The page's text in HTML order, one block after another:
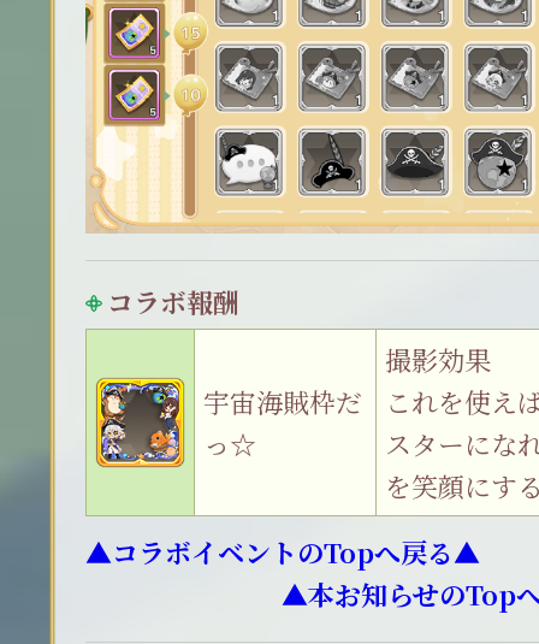
コラボ報酬
宇宙海賊枠だ
っ☆
撮影効果
これを使え
スターにな
を笑顔にす
▲コラボイベントのTopへ戻る▲
▲本お知らせのTop